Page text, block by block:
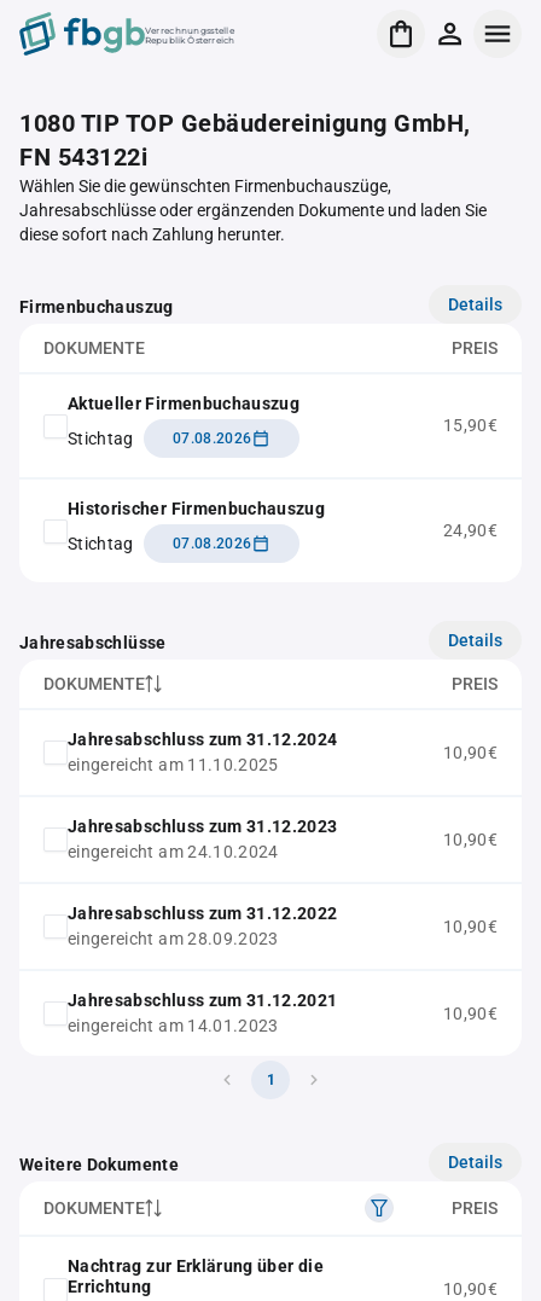
Verrechnungsstelle
Republik Österreich
1080 TIP TOP Gebäudereinigung GmbH,
FN 543122i
Wählen Sie die gewünschten Firmenbuchauszüge,
Jahresabschlüsse oder ergänzenden Dokumente und laden Sie
diese sofort nach Zahlung herunter.
Firmenbuchauszug Details
DOKUMENTE PREIS
Aktueller Firmenbuchauszug
Stichtag
07.08.2026
15,90€
Historischer Firmenbuchauszug
Stichtag
07.08.2026
24,90€
Jahresabschlüsse Details
DOKUMENTE PREIS
Jahresabschluss zum 31.12.2024
eingereicht am 11.10.2025
10,90€
Jahresabschluss zum 31.12.2023
eingereicht am 24.10.2024
10,90€
Jahresabschluss zum 31.12.2022
eingereicht am 28.09.2023
10,90€
Jahresabschluss zum 31.12.2021
eingereicht am 14.01.2023
10,90€
1
Weitere Dokumente Details
DOKUMENTE PREIS
Nachtrag zur Erklärung über die
Errichtung
10,90€